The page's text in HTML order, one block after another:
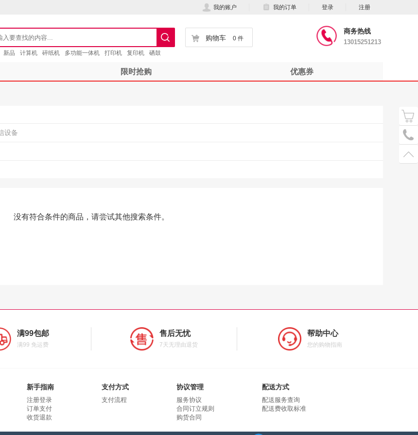
我的账户 我的订单 登录 注册
购物车 0 件
新品 计算机 碎纸机 多功能一体机 打印机 复印机 硒鼓
商务热线
13015251213
限时抢购 优惠券
设备
没有符合条件的商品，请尝试其他搜索条件。
满99包邮
满99 免运费
售后无忧
7天无理由退货
帮助中心
您的购物指南
新手指南
注册登录
订单支付
收货退款
支付方式
支付流程
协议管理
服务协议
合同订立规则
购货合同
配送方式
配送服务查询
配送费收取标准